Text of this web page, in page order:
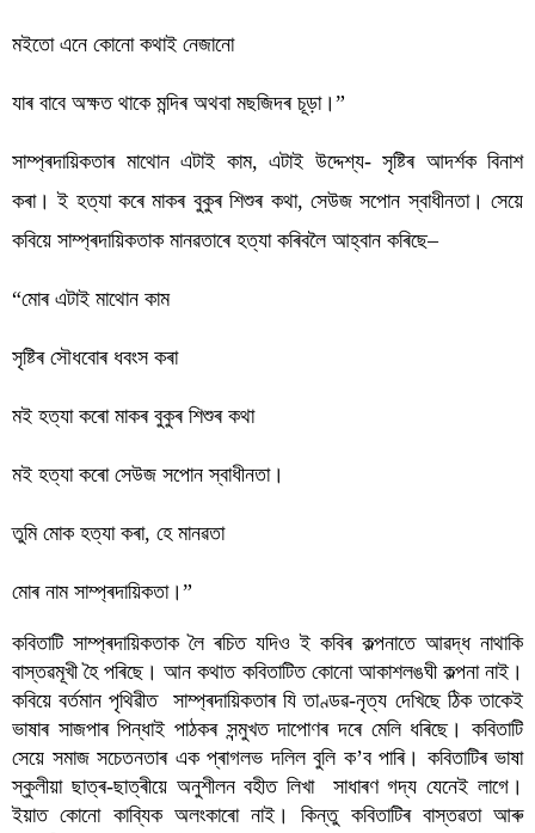
মইতো এনে কোনো কথাই নেজানো
যাৰ বাবে অক্ষত থাকে মন্দিৰ অথবা মছজিদৰ চূড়া।”
সাম্প্ৰদায়িকতাৰ মাথোন এটাই কাম, এটাই উদ্দেশ্য- সৃষ্টিৰ আদৰ্শক বিনাশ
কৰা। ই হত্যা কৰে মাকৰ বুকুৰ শিশুৰ কথা, সেউজ সপোন স্বাধীনতা। সেয়ে
কবিয়ে সাম্প্ৰদায়িকতাক মানৱতাৰে হত্যা কৰিবলৈ আহ্বান কৰিছে–
“মোৰ এটাই মাথোন কাম
সৃষ্টিৰ সৌধবোৰ ধবংস কৰা
মই হত্যা কৰো মাকৰ বুকুৰ শিশুৰ কথা
মই হত্যা কৰো সেউজ সপোন স্বাধীনতা।
তুমি মোক হত্যা কৰা, হে মানৱতা
মোৰ নাম সাম্প্ৰদায়িকতা।”
কবিতাটি সাম্প্ৰদায়িকতাক লৈ ৰচিত যদিও ই কবিৰ কল্পনাতে আৱদ্ধ নাথাকি
বাস্তৱমূখী হৈ পৰিছে। আন কথাত কবিতাটিত কোনো আকাশলঙঘী কল্পনা নাই।
কবিয়ে বৰ্তমান পৃথিৱীত  সাম্প্ৰদায়িকতাৰ যি তাণ্ডৱ-নৃত্য দেখিছে ঠিক তাকেই
ভাষাৰ সাজপাৰ পিন্ধাই পাঠকৰ সন্মুখত দাপোণৰ দৰে মেলি ধৰিছে। কবিতাটি
সেয়ে সমাজ সচেতনতাৰ এক প্ৰাগলভ দলিল বুলি ক’ব পাৰি। কবিতাটিৰ ভাষা
স্কুলীয়া ছাত্ৰ-ছাত্ৰীয়ে অনুশীলন বহীত লিখা  সাধাৰণ গদ্য যেনেই লাগে।
ইয়াত কোনো কাব্যিক অলংকাৰো নাই। কিন্তু কবিতাটিৰ বাস্তৱতা আৰু